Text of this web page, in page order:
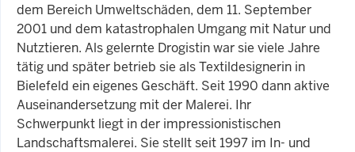
dem Bereich Umweltschäden, dem 11. September
2001 und dem katastrophalen Umgang mit Natur und
Nutztieren. Als gelernte Drogistin war sie viele Jahre
tätig und später betrieb sie als Textildesignerin in
Bielefeld ein eigenes Geschäft. Seit 1990 dann aktive
Auseinandersetzung mit der Malerei. Ihr
Schwerpunkt liegt in der impressionistischen
Landschaftsmalerei. Sie stellt seit 1997 im In- und